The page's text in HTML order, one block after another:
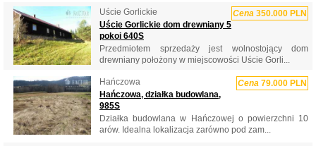
Uście Gorlickie Cena 350.000 PLN
Uście Gorlickie dom drewniany 5
pokoi 640S
Przedmiotem sprzedaży jest wolnostojący dom
drewniany położony w miejscowości Uście Gorli...
Hańczowa Cena 79.000 PLN
Hańczowa, działka budowlana,
985S
Działka budowlana w Hańczowej o powierzchni 10
arów. Idealna lokalizacja zarówno pod zam...